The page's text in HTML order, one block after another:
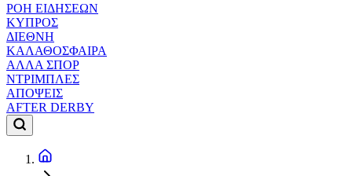
ΡΟΗ ΕΙΔΗΣΕΩΝ
ΚΥΠΡΟΣ
ΔΙΕΘΝΗ
ΚΑΛΑΘΟΣΦΑΙΡΑ
ΑΛΛΑ ΣΠΟΡ
ΝΤΡΙΜΠΛΕΣ
ΑΠΟΨΕΙΣ
AFTER DERBY